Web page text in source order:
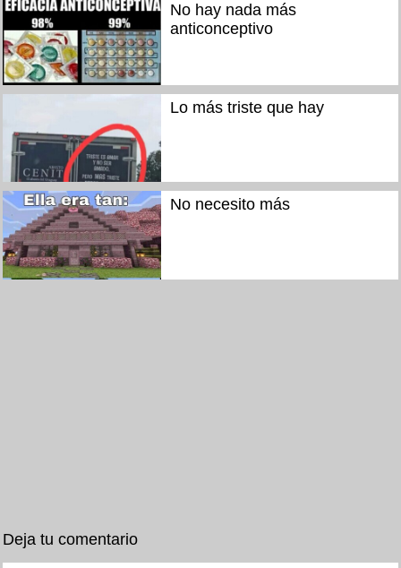
No hay nada más
anticonceptivo
Lo más triste que hay
No necesito más
Deja tu comentario